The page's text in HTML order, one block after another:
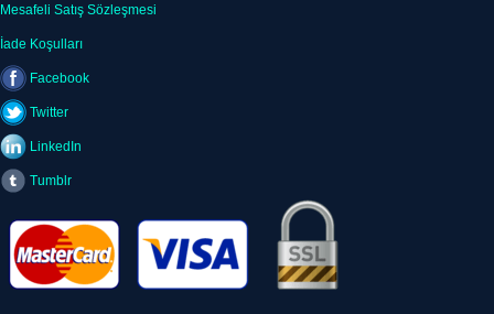
Mesafeli Satış Sözleşmesi
İade Koşulları
Facebook
Twitter
LinkedIn
Tumblr